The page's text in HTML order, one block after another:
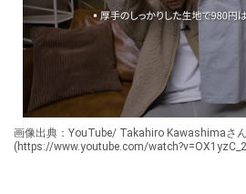
画像出典：YouTube/ Takahiro Kawashimaさん
(https://www.youtube.com/